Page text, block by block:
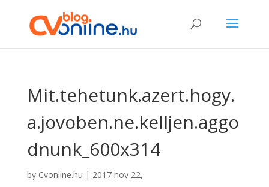
Mit.tehetunk.azert.hogy.
a.jovoben.ne.kelljen.aggo
dnunk_600x314
by Cvonline.hu | 2017 nov 22,